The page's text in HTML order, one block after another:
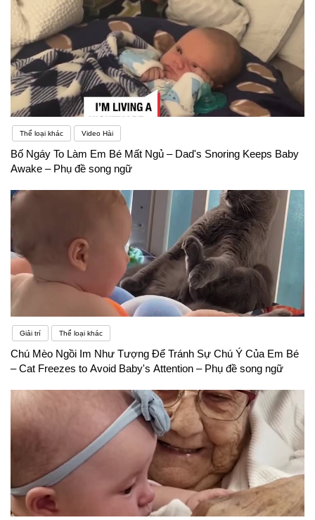
Thể loại khác Video Hài
Bố Ngáy To Làm Em Bé Mất Ngủ – Dad's Snoring Keeps Baby
Awake – Phụ đề song ngữ
Giải trí Thể loại khác
Chú Mèo Ngồi Im Như Tượng Để Tránh Sự Chú Ý Của Em Bé
– Cat Freezes to Avoid Baby's Attention – Phụ đề song ngữ